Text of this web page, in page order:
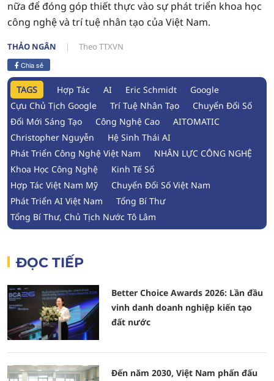
nữa để đóng góp thiết thực vào sự phát triển khoa học
công nghệ và trí tuệ nhân tạo của Việt Nam.
THẢO NGÂN Theo TTXVN
Chia sẻ
TAGS Hợp Tác AI Eric Schmidt
Google
Cựu Chủ Tịch Google
Trí Tuệ Nhân Tạo
Chuyển Đổi Số
Đổi Mới Sáng Tạo
Công Nghệ Cao
AITOMATIC
Christopher Nguyễn
Hệ Sinh Thái AI
Phát Triển Công Nghệ Việt Nam
NHÂN LỰC CÔNG NGHỆ
Khoa Học Công Nghệ
Kinh Tế Số
Hợp Tác Việt Nam Mỹ
Chuyển Đổi Số Việt Nam
Phát Triển AI Việt Nam
Tổng Bí Thư
Tổng Bí Thư, Chủ Tịch Nước Tô Lâm
ĐỌC TIẾP
Better Choice Awards 2026: Lần đầu
vinh danh doanh nghiệp kiến tạo
đất nước
Đến năm 2030, Việt Nam phấn đấu